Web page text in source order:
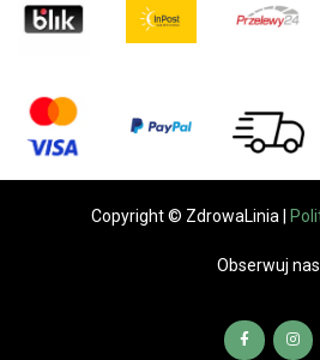
Copyright © ZdrowaLinia |
Obserwuj nas